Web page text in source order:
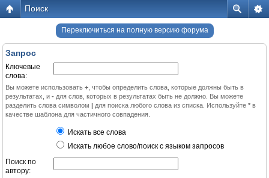
Поиск
Переключиться на полную версию форума
Запрос
Ключевые
слова:
Вы можете использовать + , чтобы определить слова, которые должны быть в
результатах, и - для слов, которых в результатах быть не должно. Вы можете
разделить слова символом | для поиска любого слова из списка. Используйте * в
качестве шаблона для частичного совпадения.
Искать все слова
Искать любое слово/поиск с языком запросов
Поиск по
автору: